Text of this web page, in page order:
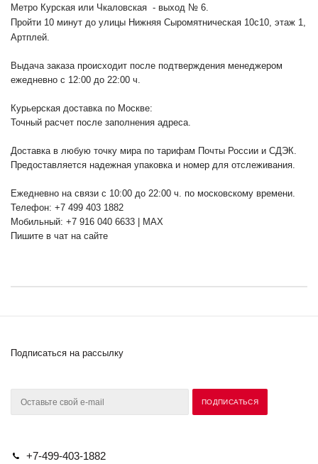
Метро Курская или Чкаловская - выход № 6.
Пройти 10 минут до улицы Нижняя Сыромятническая 10с10, этаж 1,
Артплей.
Выдача заказа происходит после подтверждения менеджером
ежедневно с 12:00 до 22:00 ч.
Курьерская доставка по Москве:
Точный расчет после заполнения адреса.
Доставка в любую точку мира по тарифам Почты России и СДЭК.
Предоставляется надежная упаковка и номер для отслеживания.
Ежедневно на связи с 10:00 до 22:00 ч. по московскому времени.
Телефон: +7 499 403 1882
Мобильный: +7 916 040 6633 | MAX
Пишите в чат на сайте
Подписаться на рассылку
+7-499-403-1882